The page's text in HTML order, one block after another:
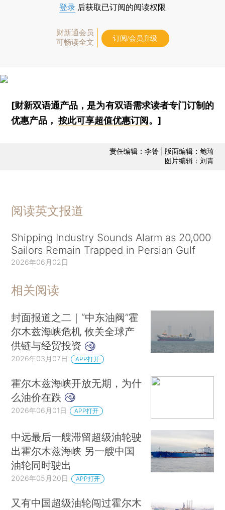
登录 后获取已订阅的阅读权限
财新通会员
可畅读全文
订阅/会员升级
[财新双语通产品，是为有双语需求读者专门订制的
优惠产品，按此可享超值优惠订阅。]
责任编辑：李箐 | 版面编辑：鲍琦
图片编辑：刘青
阅读英文报道
Shipping Industry Sounds Alarm as 20,000
Sailors Remain Trapped in Persian Gulf
2026年06月02日
相关阅读
封面报道之二｜“中东油阀”霍
尔木兹海峡危机 攸关全球产
供链与经贸投资
2026年03月07日 APP打开
霍尔木兹海峡开放无期，为什
么油价在跌
2026年06月01日 APP打开
中远最后一艘滞留超级油轮驶
出霍尔木兹海峡 另一艘中国
油轮同时驶出
2026年05月20日 APP打开
又有中国超级油轮闯过霍尔木